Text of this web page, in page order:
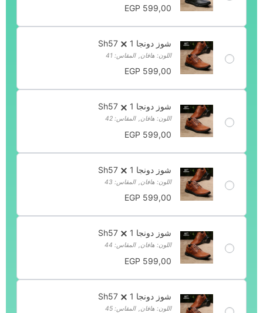
599,00
EGP
شوز دونجا Sh57 1
اللون: هافان, المقاس: 41
599,00
EGP
شوز دونجا Sh57 1
اللون: هافان, المقاس: 42
599,00
EGP
شوز دونجا Sh57 1
اللون: هافان, المقاس: 43
599,00
EGP
شوز دونجا Sh57 1
اللون: هافان, المقاس: 44
599,00
EGP
شوز دونجا Sh57 1
اللون: هافان, المقاس: 45